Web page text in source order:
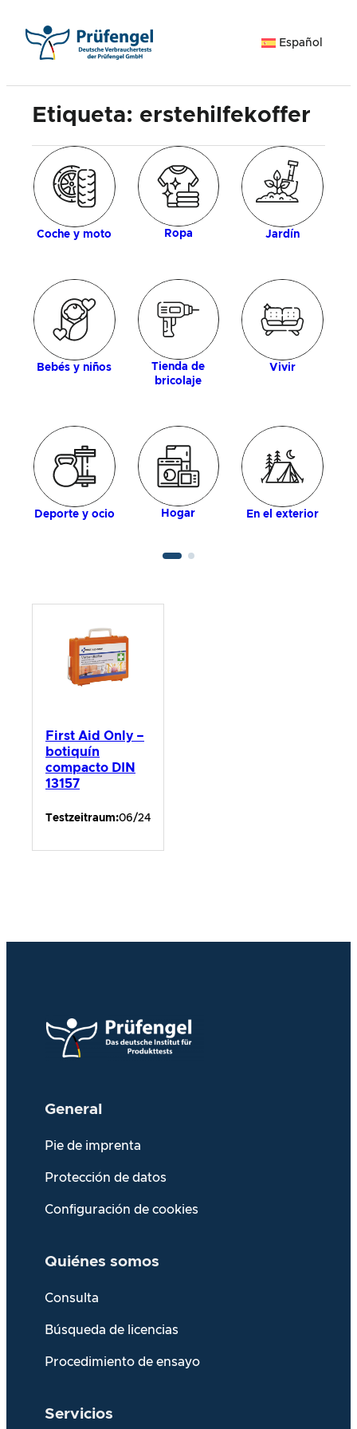
contenido
Español
Etiqueta: erstehilfekoffer
Coche y moto Ropa Jardín
Bebés y niños
Tienda de
bricolaje
Vivir
Deporte y ocio Hogar En el exterior
First Aid Only –
botiquín
compacto DIN
13157
Testzeitraum:06/24
General
Pie de imprenta
Protección de datos
Configuración de cookies
Quiénes somos
Consulta
Búsqueda de licencias
Procedimiento de ensayo
Servicios